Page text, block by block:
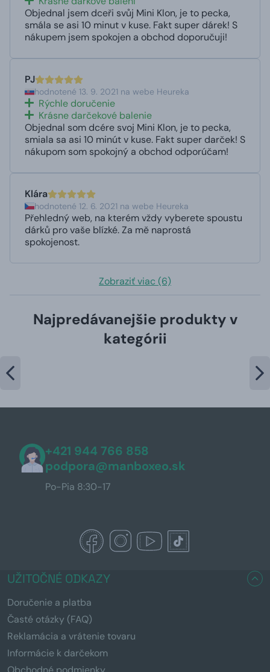
Objednal jsem dceři svůj Mini Klon, je to pecka,
smála se asi 10 minut v kuse. Fakt super dárek! S
nákupem jsem spokojen a obchod doporučuji!
PJ
hodnotené 13. 9. 2021 na webe Heureka
Rýchle doručenie
Krásne darčekové balenie
Objednal som dcére svoj Mini Klon, je to pecka,
smiala sa asi 10 minút v kuse. Fakt super darček! S
nákupom som spokojný a obchod odporúčam!
Klára
hodnotené 12. 6. 2021 na webe Heureka
Přehledný web, na kterém vždy vyberete spoustu
dárků pro vaše blízké. Za mě naprostá
spokojenost.
Zobraziť viac (6)
Najpredávanejšie produkty v
kategórii
+421 944 766 858
podpora@manboxeo.sk
Po-Pia 8:30-17
UŽITOČNÉ ODKAZY
Doručenie a platba
Časté otázky (FAQ)
Reklamácia a vrátenie tovaru
Informácie k darčekom